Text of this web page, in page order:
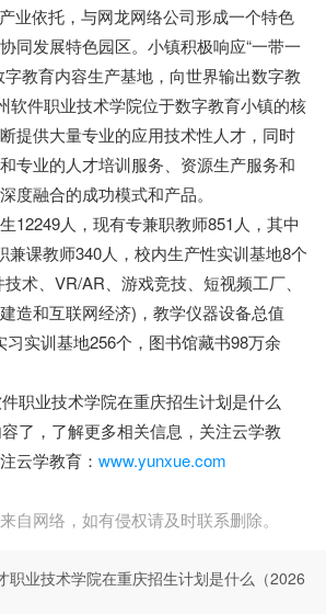
业依托，与网龙网络公司形成一个特色
同发展特色园区。小镇积极响应“一带一
字教育内容生产基地，向世界输出数字教
软件职业技术学院位于数字教育小镇的核
提供大量专业的应用技术性人才，同时
专业的人才培训服务、资源生产服务和
度融合的成功模式和产品。
人，现有专兼职教师851人，其中
兼课教师340人，校内生产性实训基地8个
术、VR/AR、游戏竞技、短视频工厂、
造和互联网经济)，教学仪器设备总值
习实训基地256个，图书馆藏书98万余
职业技术学院在重庆招生计划是什么
容了，了解更多相关信息，关注云学教
云学教育： www.yunxue.com
自网络，如有侵权请及时联系删除。
职业技术学院在重庆招生计划是什么（2026